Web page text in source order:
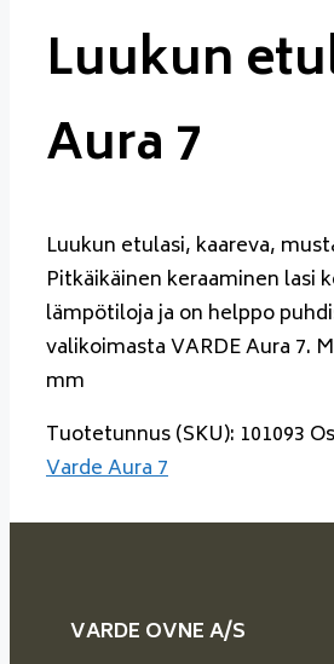
Luukun
Aura 7
Luukun etulasi, kaareva,
Pitkäikäinen keraaminen lasi
lämpötiloja ja on helppo
valikoimasta VARDE Aura 7.
mm
Tuotetunnus (SKU): 101093
Varde Aura 7
VARDE OVNE A/S